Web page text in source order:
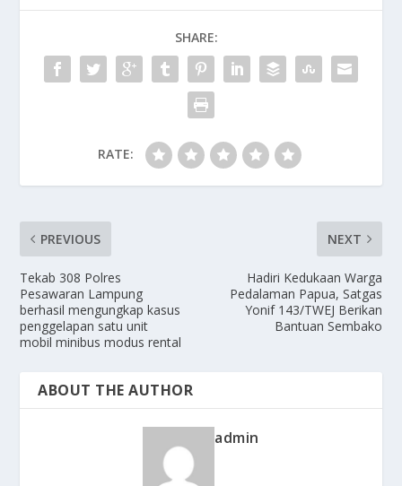
o
o
k
o
n SHARE:
RATE:
PREVIOUS
Tekab 308 Polres
Pesawaran Lampung
berhasil mengungkap kasus
penggelapan satu unit
mobil minibus modus rental
NEXT
Hadiri Kedukaan Warga
Pedalaman Papua, Satgas
Yonif 143/TWEJ Berikan
Bantuan Sembako
ABOUT THE AUTHOR
admin